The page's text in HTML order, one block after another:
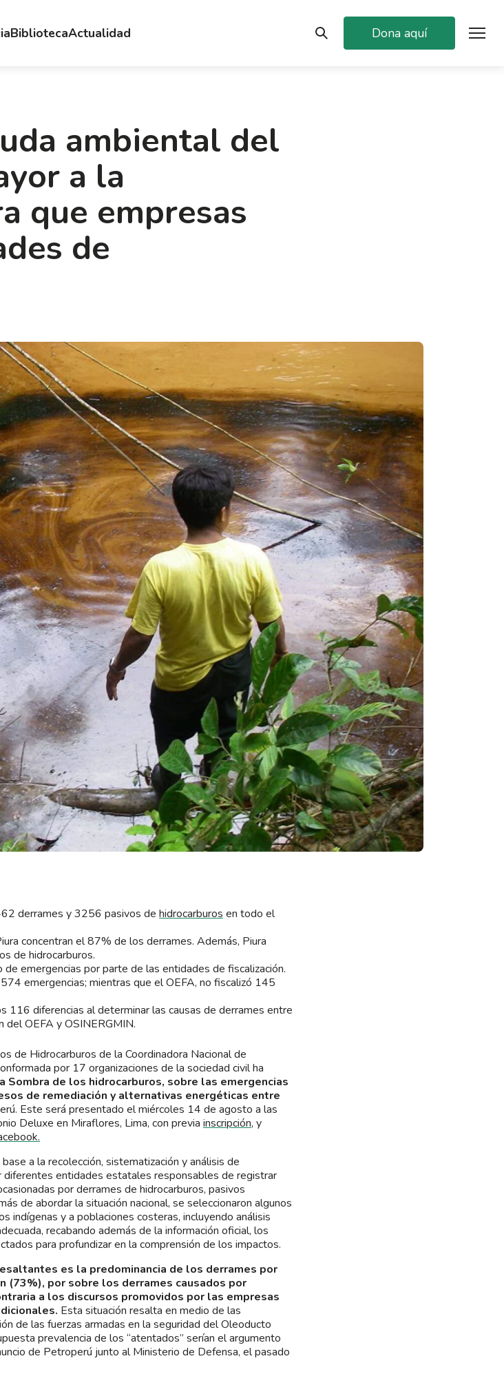
BibliotecaActualidad Dona aquí
ambiental del
a la
que empresas
de
derrames y 3256 pasivos de hidrocarburos en todo el
concentran el 87% de los derrames. Además, Piura
de hidrocarburos.
emergencias por parte de las entidades de fiscalización.
emergencias; mientras que el OEFA, no fiscalizó 145
116 diferencias al determinar las causas de derrames entre
del OEFA y OSINERGMIN.
de Hidrocarburos de la Coordinadora Nacional de
por 17 organizaciones de la sociedad civil ha
Sombra de los hidrocarburos, sobre las emergencias
de remediación y alternativas energéticas entre
Este será presentado el miércoles 14 de agosto a las
Deluxe en Miraflores, Lima, con previa inscripción, y
a la recolección, sistematización y análisis de
diferentes entidades estatales responsables de registrar
por derrames de hidrocarburos, pasivos
de abordar la situación nacional, se seleccionaron algunos
indígenas y a poblaciones costeras, incluyendo análisis
recabando además de la información oficial, los
para profundizar en la comprensión de los impactos.
es la predominancia de los derrames por
(73%), por sobre los derrames causados por
a los discursos promovidos por las empresas
Esta situación resalta en medio de las
de las fuerzas armadas en la seguridad del Oleoducto
prevalencia de los “atentados” serían el argumento
de Petroperú junto al Ministerio de Defensa, el pasado